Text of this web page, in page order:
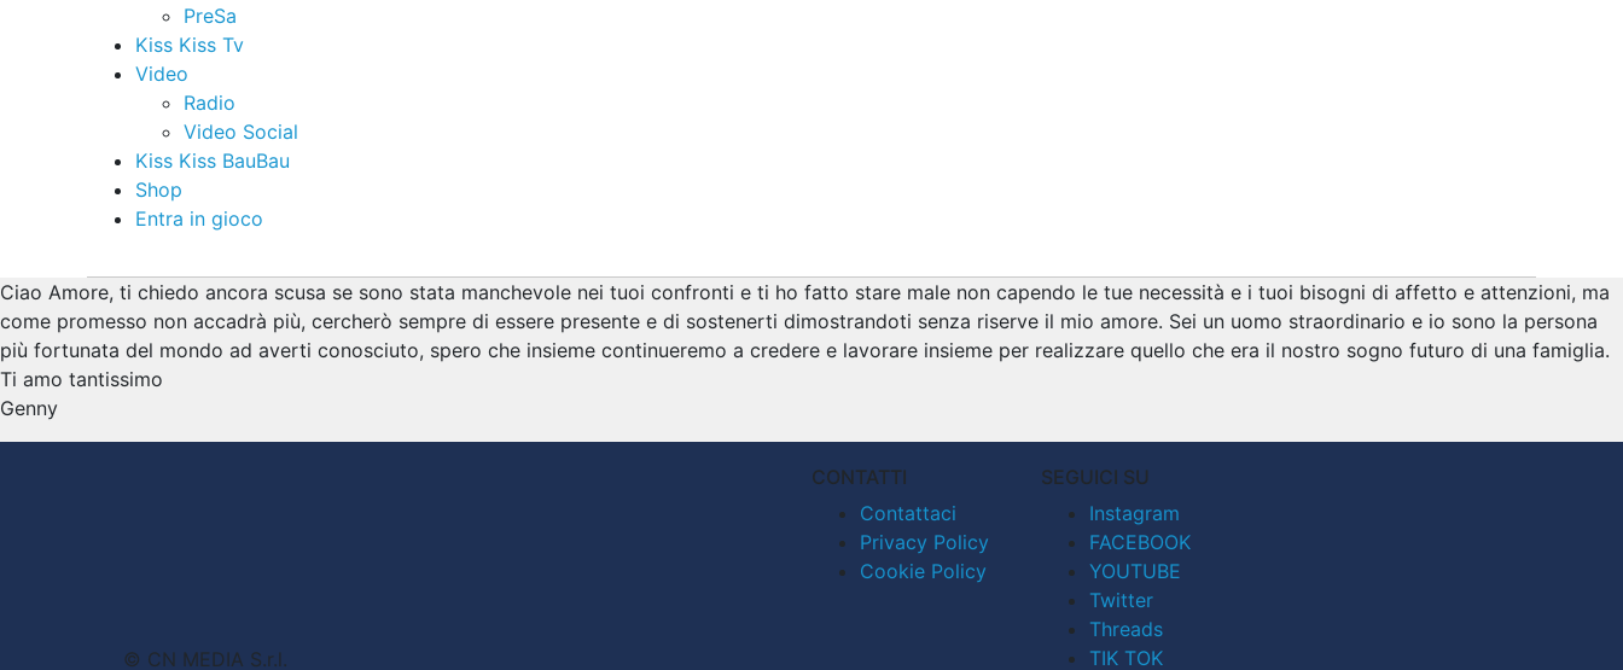
PreSa
Kiss Kiss Tv
Video
Radio
Video Social
Kiss Kiss BauBau
Shop
Entra in gioco
Ciao Amore, ti chiedo ancora scusa se sono stata manchevole nei tuoi confronti e ti ho fatto stare male non capendo le tue necessità e i tuoi bisogni di affetto e attenzioni, ma
come promesso non accadrà più, cercherò sempre di essere presente e di sostenerti dimostrandoti senza riserve il mio amore. Sei un uomo straordinario e io sono la persona
più fortunata del mondo ad averti conosciuto, spero che insieme continueremo a credere e lavorare insieme per realizzare quello che era il nostro sogno futuro di una famiglia.
Ti amo tantissimo
Genny
© CN MEDIA S.r.l.
CONTATTI
Contattaci
Privacy Policy
Cookie Policy
SEGUICI SU
Instagram
FACEBOOK
YOUTUBE
Twitter
Threads
TIK TOK